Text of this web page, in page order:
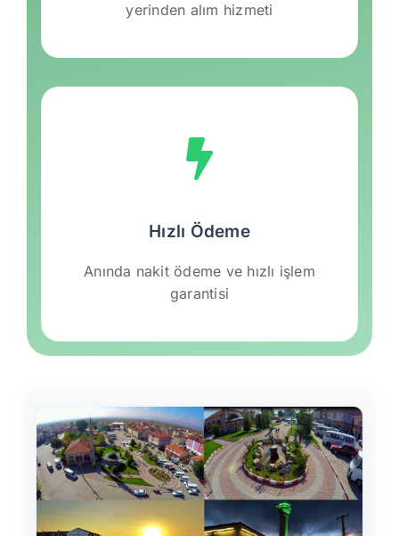
yerinden alım hizmeti
Hızlı Ödeme
Anında nakit ödeme ve hızlı işlem
garantisi